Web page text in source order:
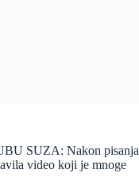
SUZA: Nakon pisanja
video koji je mnoge